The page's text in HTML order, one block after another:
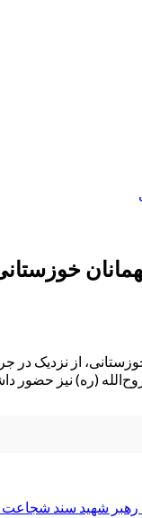
از نزدیک در
روح‌الله (ره) نیز حضور
رهبر شهید سند